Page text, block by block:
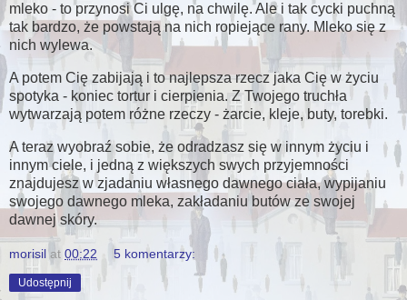
mleko - to przynosi Ci ulgę, na chwilę. Ale i tak cycki puchną
tak bardzo, że powstają na nich ropiejące rany. Mleko się z
nich wylewa.
A potem Cię zabijają i to najlepsza rzecz jaka Cię w życiu
spotyka - koniec tortur i cierpienia. Z Twojego truchła
wytwarzają potem różne rzeczy - żarcie, kleje, buty, torebki.
A teraz wyobraź sobie, że odradzasz się w innym życiu i
innym ciele, i jedną z większych swych przyjemności
znajdujesz w zjadaniu własnego dawnego ciała, wypijaniu
swojego dawnego mleka, zakładaniu butów ze swojej
dawnej skóry.
morisil at 00:22 5 komentarzy:
Udostępnij